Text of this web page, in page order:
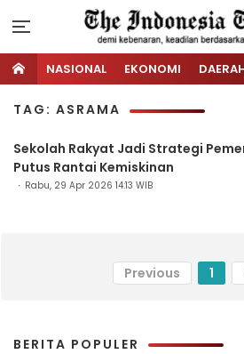
NASIONAL EKONOMI
TAG: ASRAMA
Sekolah Rakyat Jadi Strategi
Putus Rantai Kemiskinan
Rabu, 29 Apr 2026 14:13 WIB
Previous 1
BERITA POPULER